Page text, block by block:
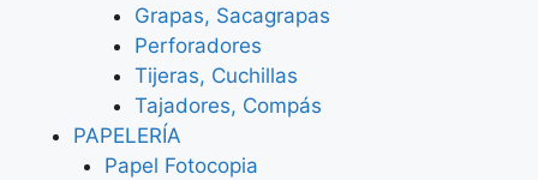
Grapas, Sacagrapas
Perforadores
Tijeras, Cuchillas
Tajadores, Compás
PAPELERÍA
Papel Fotocopia